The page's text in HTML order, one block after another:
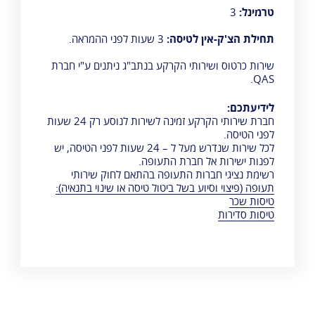
טרמינל:
תחילת הצ'ק-אין לטיסה:
שירות כרטוס ושירותי הקרקע בנתב"ג ניתנים ע"י חברת
QAS
.
לידיעתכם:
חברת שירותי הקרקע זמינה לשירות לנוסע רק 24 שעות
לפני הטיסה.
לכל שירות שנדרש מעל ל – 24 שעות לפני הטיסה, יש
לפנות ישירות אל חברת התעופה.
רשימת נציגי חברות התעופה בהתאם לחוק שירותי
תעופה (פיצוי וסיוע בשל ביטול טיסה או שינוי בתנאיה):
טיסות שכר
טיסות סדירות